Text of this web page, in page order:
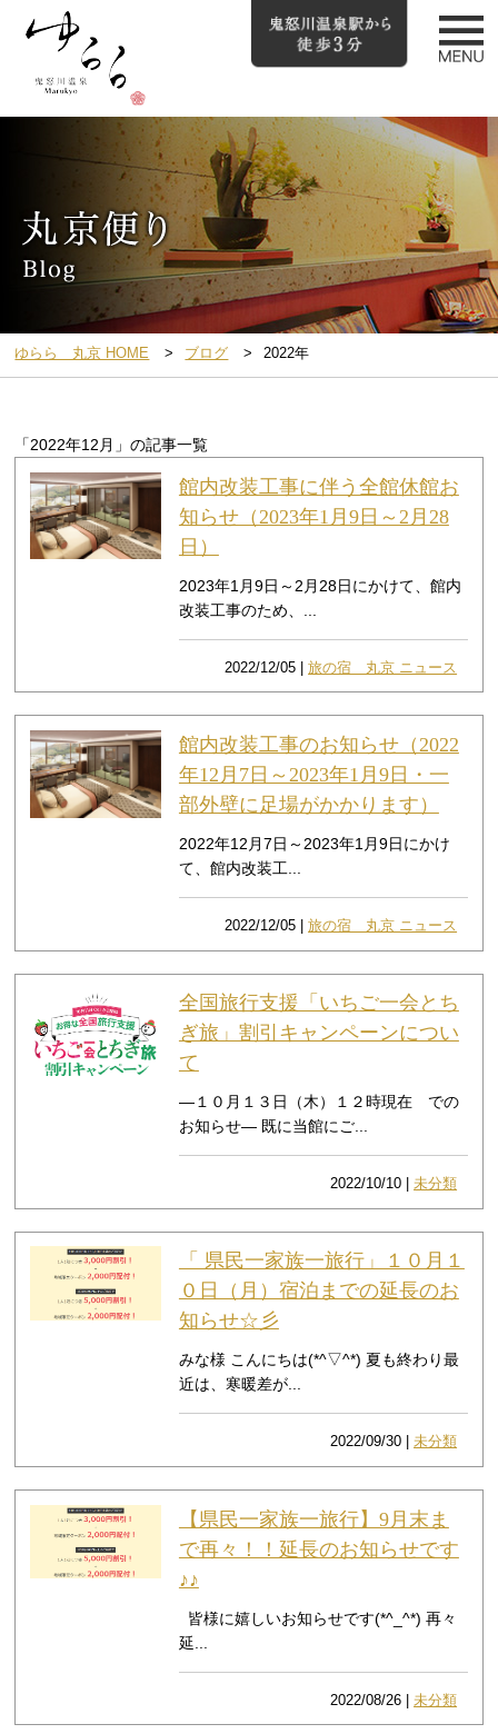
ゆらら 丸京 HOME ブログ 2022年
「2022年12月」の記事一覧
館内改装工事に伴う全館休館お
知らせ（2023年1月9日～2月28
日）
2023年1月9日～2月28日にかけて、館内
改装工事のため、...
2022/12/05 |旅の宿 丸京 ニュース
館内改装工事のお知らせ（2022
年12月7日～2023年1月9日・一
部外壁に足場がかかります）
2022年12月7日～2023年1月9日にかけ
て、館内改装工...
2022/12/05 |旅の宿 丸京 ニュース
全国旅行支援「いちご一会とち
ぎ旅」割引キャンペーンについ
て
—１０月１３日（木）１２時現在 での
お知らせ— 既に当館にご...
2022/10/10 |未分類
「 県民一家族一旅行」１０月１
０日（月）宿泊までの延長のお
知らせ☆彡
みな様 こんにちは(*^▽^*) 夏も終わり最
近は、寒暖差が...
2022/09/30 |未分類
【県民一家族一旅行】9月末ま
で再々！！延長のお知らせです
♪♪
皆様に嬉しいお知らせです(*^_^*) 再々
延...
2022/08/26 |未分類